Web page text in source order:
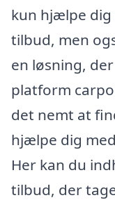
kun hjælpe dig
tilbud, men
en løsning,
platform
det nemt at
hjælpe dig
Her kan du
tilbud, der